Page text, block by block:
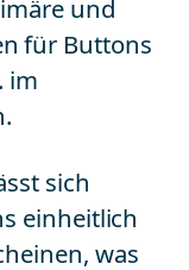
und
für Buttons
im
sich
einheitlich
was